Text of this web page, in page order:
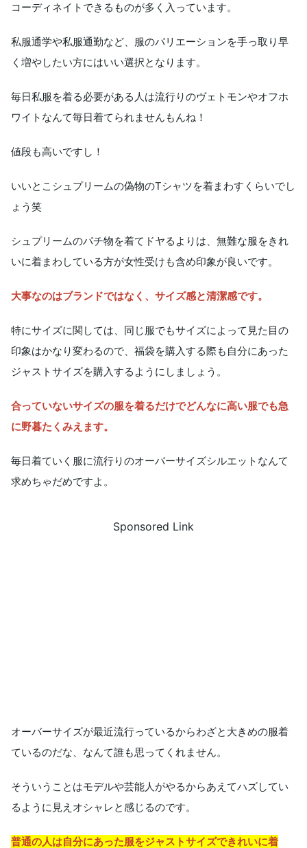
コーディネイトできるものが多く入っています。
私服通学や私服通勤など、服のバリエーションを手っ取り早
く増やしたい方にはいい選択となります。
毎日私服を着る必要がある人は流行りのヴェトモンやオフホ
ワイトなんて毎日着てられませんもんね！
値段も高いですし！
いいとこシュプリームの偽物のTシャツを着まわすくらいでし
ょう笑
シュプリームのパチ物を着てドヤるよりは、無難な服をきれ
いに着まわしている方が女性受けも含め印象が良いです。
大事なのはブランドではなく、サイズ感と清潔感です。
特にサイズに関しては、同じ服でもサイズによって見た目の
印象はかなり変わるので、福袋を購入する際も自分にあった
ジャストサイズを購入するようにしましょう。
合っていないサイズの服を着るだけでどんなに高い服でも急
に野暮たくみえます。
毎日着ていく服に流行りのオーバーサイズシルエットなんて
求めちゃだめですよ。
Sponsored Link
オーバーサイズが最近流行っているからわざと大きめの服着
ているのだな、なんて誰も思ってくれません。
そういうことはモデルや芸能人がやるからあえてハズしてい
るように見えオシャレと感じるのです。
普通の人は自分にあった服をジャストサイズできれいに着